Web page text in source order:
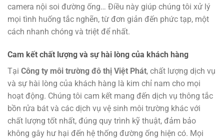
camera nội soi đường ống… Điều này giúp chúng tôi xử lý
mọi tình huống tắc nghẽn, từ đơn giản đến phức tạp, một
cách nhanh chóng và triệt để nhất.
Cam kết chất lượng và sự hài lòng của khách hàng
Tại Công ty môi trường đô thị Việt Phát, chất lượng dịch vụ
và sự hài lòng của khách hàng là kim chỉ nam cho mọi
hoạt động. Chúng tôi cam kết mang đến dịch vụ thông tắc
bồn rửa bát và các dịch vụ vệ sinh môi trường khác với
chất lượng tốt nhất, đúng quy trình kỹ thuật, đảm bảo
không gây hư hại đến hệ thống đường ống hiện có. Mọi